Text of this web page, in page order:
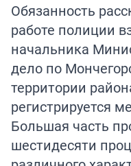
Обязанность
работе полиции
начальника
дело по
территории
регистрируется
Большая часть
шестидесяти